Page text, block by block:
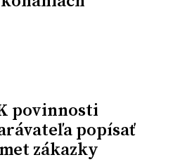
povinnosti
popísať
zákazky